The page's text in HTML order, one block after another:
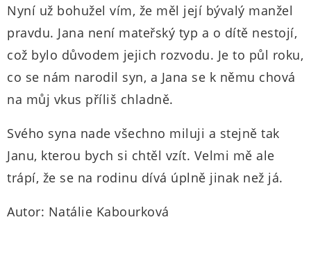
Nyní už bohužel vím, že měl její bývalý manžel
pravdu. Jana není mateřský typ a o dítě nestojí,
což bylo důvodem jejich rozvodu. Je to půl roku,
co se nám narodil syn, a Jana se k němu chová
na můj vkus příliš chladně.
Svého syna nade všechno miluji a stejně tak
Janu, kterou bych si chtěl vzít. Velmi mě ale
trápí, že se na rodinu dívá úplně jinak než já.
Autor: Natálie Kabourková